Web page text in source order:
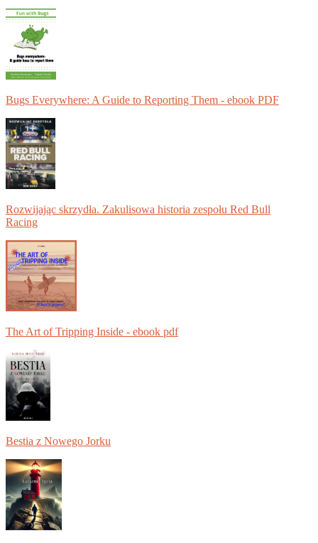
Bugs Everywhere: A Guide to Reporting Them - ebook PDF
Rozwijając skrzydła. Zakulisowa historia zespołu Red Bull
Racing
The Art of Tripping Inside - ebook pdf
Bestia z Nowego Jorku